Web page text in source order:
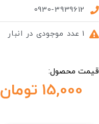
0930-3939612
1 عدد موجودی در انبار
قیمت محصول:
تومان